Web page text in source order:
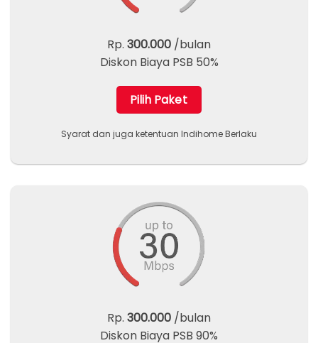
Rp. 300.000 /bulan
Diskon Biaya PSB 50%
Pilih Paket
Syarat dan juga ketentuan Indihome Berlaku
Rp. 300.000 /bulan
Diskon Biaya PSB 90%